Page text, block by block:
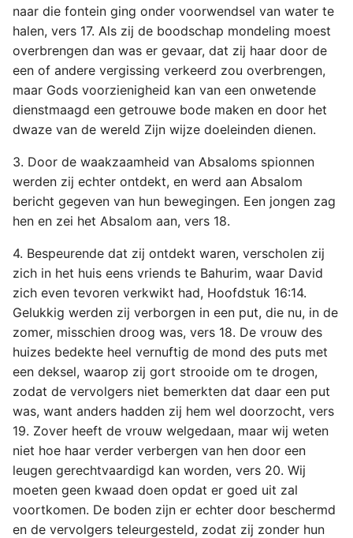
naar die fontein ging onder voorwendsel van water te
halen, vers 17. Als zij de boodschap mondeling moest
overbrengen dan was er gevaar, dat zij haar door de
een of andere vergissing verkeerd zou overbrengen,
maar Gods voorzienigheid kan van een onwetende
dienstmaagd een getrouwe bode maken en door het
dwaze van de wereld Zijn wijze doeleinden dienen.
3. Door de waakzaamheid van Absaloms spionnen
werden zij echter ontdekt, en werd aan Absalom
bericht gegeven van hun bewegingen. Een jongen zag
hen en zei het Absalom aan, vers 18.
4. Bespeurende dat zij ontdekt waren, verscholen zij
zich in het huis eens vriends te Bahurim, waar David
zich even tevoren verkwikt had, Hoofdstuk 16:14.
Gelukkig werden zij verborgen in een put, die nu, in de
zomer, misschien droog was, vers 18. De vrouw des
huizes bedekte heel vernuftig de mond des puts met
een deksel, waarop zij gort strooide om te drogen,
zodat de vervolgers niet bemerkten dat daar een put
was, want anders hadden zij hem wel doorzocht, vers
19. Zover heeft de vrouw welgedaan, maar wij weten
niet hoe haar verder verbergen van hen door een
leugen gerechtvaardigd kan worden, vers 20. Wij
moeten geen kwaad doen opdat er goed uit zal
voortkomen. De boden zijn er echter door beschermd
en de vervolgers teleurgesteld, zodat zij zonder hun